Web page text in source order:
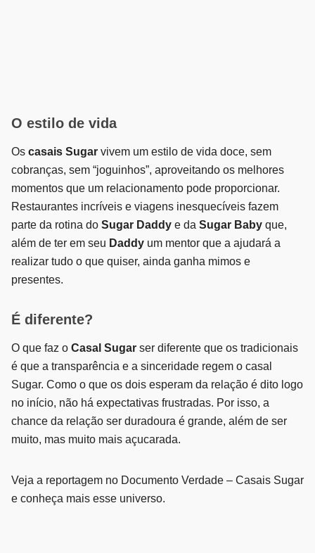
O estilo de vida
Os casais Sugar vivem um estilo de vida doce, sem
cobranças, sem “joguinhos”, aproveitando os melhores
momentos que um relacionamento pode proporcionar.
Restaurantes incríveis e viagens inesquecíveis fazem
parte da rotina do Sugar Daddy e da Sugar Baby que,
além de ter em seu Daddy um mentor que a ajudará a
realizar tudo o que quiser, ainda ganha mimos e
presentes.
É diferente?
O que faz o Casal Sugar ser diferente que os tradicionais
é que a transparência e a sinceridade regem o casal
Sugar. Como o que os dois esperam da relação é dito logo
no início, não há expectativas frustradas. Por isso, a
chance da relação ser duradoura é grande, além de ser
muito, mas muito mais açucarada.
Veja a reportagem no Documento Verdade – Casais Sugar
e conheça mais esse universo.